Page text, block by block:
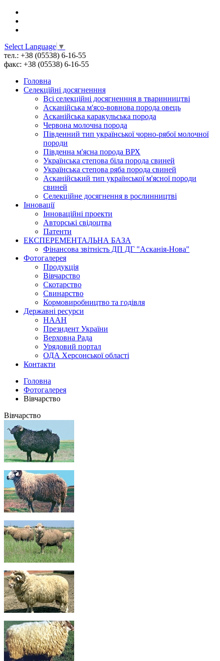
Select Language ▼
тел.: +38 (05538) 6-16-55
факс: +38 (05538) 6-16-55
Головна
Селекційні досягненння
Всі cелекційні досягненння в тваринництві
Асканійська м'ясо-вовнова порода овець
Асканійська каракульська порода
Червона молочна порода
Південний тип української чорно-рябої молочної
породи
Південна м'ясна порода ВРХ
Українська степова біла порода свиней
Українська степова ряба порода свиней
Асканійський тип української м'ясної породи
свиней
Селекційне досягнення в рослинництві
Інновації
Інноваційні проекти
Авторські свідоцтва
Патенти
ЕКСПЕРЕМЕНТАЛЬНА БАЗА
Фінансова звітність ДП ДГ "Асканія-Нова"
Фотогалерея
Продукція
Вівчарство
Скотарство
Свинарство
Кормовиробництво та годівля
Державні ресурси
НААН
Президент України
Верховна Рада
Урядовий портал
ОДА Херсонської області
Контакти
Головна
Фотогалерея
Вівчарство
Вівчарство